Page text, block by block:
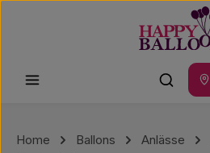
Home Ballons Anlässe